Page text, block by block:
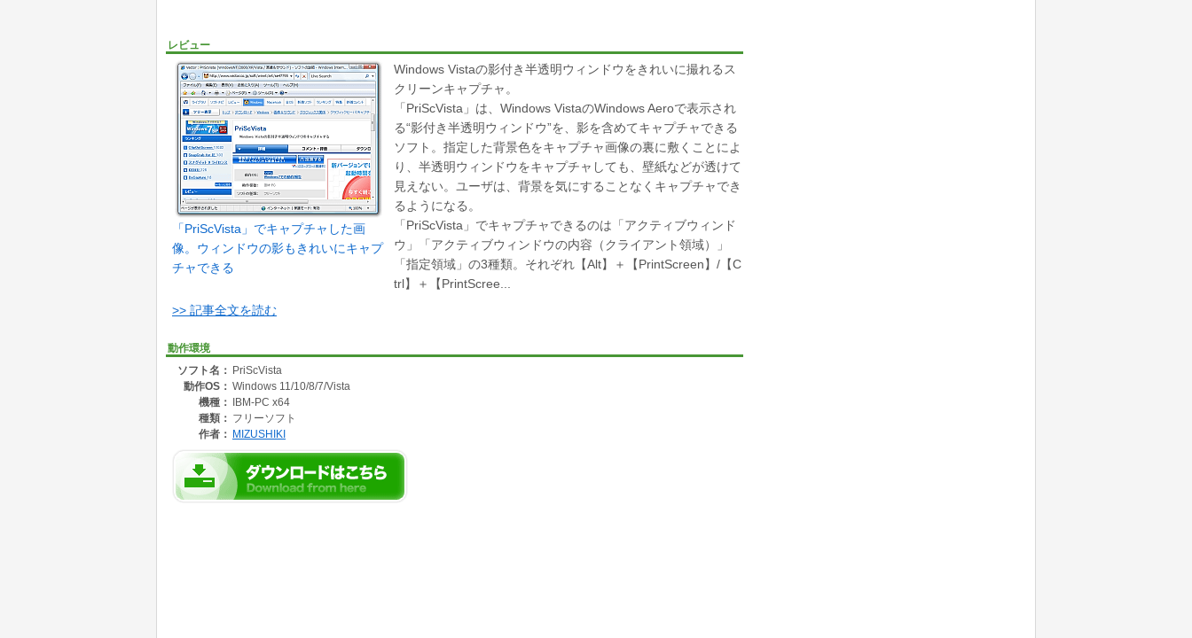
レビュー
「PriScVista」でキャプチャした画
像。ウィンドウの影もきれいにキャプ
チャできる
Windows Vistaの影付き半透明ウィンドウをきれいに撮れるス
クリーンキャプチャ。
「PriScVista」は、Windows VistaのWindows Aeroで表示され
る“影付き半透明ウィンドウ”を、影を含めてキャプチャできる
ソフト。指定した背景色をキャプチャ画像の裏に敷くことによ
り、半透明ウィンドウをキャプチャしても、壁紙などが透けて
見えない。ユーザは、背景を気にすることなくキャプチャでき
るようになる。
「PriScVista」でキャプチャできるのは「アクティブウィンド
ウ」「アクティブウィンドウの内容（クライアント領域）」
「指定領域」の3種類。それぞれ【Alt】＋【PrintScreen】/【C
trl】＋【PrintScree...
>> 記事全文を読む
動作環境
ソフト名： PriScVista
動作OS： Windows 11/10/8/7/Vista
機種： IBM-PC x64
種類： フリーソフト
作者： MIZUSHIKI